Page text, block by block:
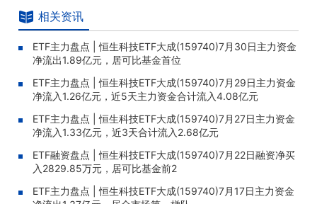
相关资讯
ETF主力盘点 | 恒生科技ETF大成(159740)7月30日主力资金
净流出1.89亿元，居可比基金首位
ETF主力盘点 | 恒生科技ETF大成(159740)7月29日主力资金
净流入1.26亿元，近5天主力资金合计流入4.08亿元
ETF主力盘点 | 恒生科技ETF大成(159740)7月27日主力资金
净流入1.33亿元，近3天合计流入2.68亿元
ETF融资盘点 | 恒生科技ETF大成(159740)7月22日融资净买
入2829.85万元，居可比基金前2
ETF主力盘点 | 恒生科技ETF大成(159740)7月17日主力资金